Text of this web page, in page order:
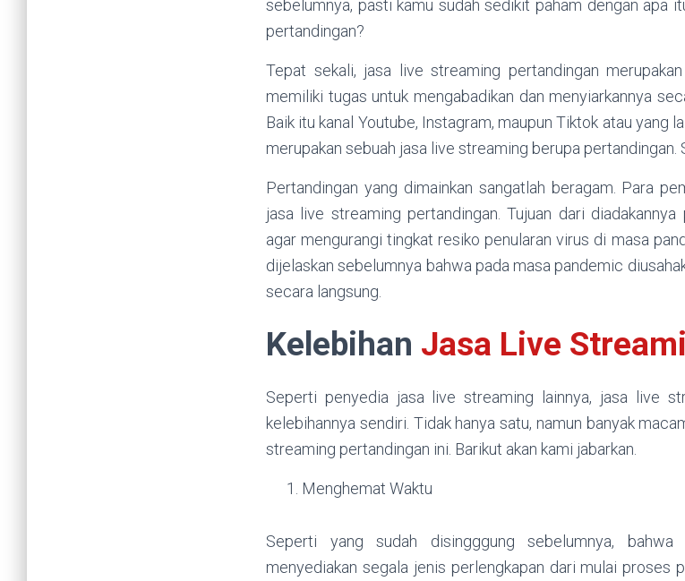
sebelumnya, pasti kamu sudah sedikit paham dengan apa
pertandingan?
Tepat sekali, jasa live streaming pertandingan
memiliki tugas untuk mengabadikan dan menyiarkannya
Baik itu kanal Youtube, Instagram, maupun Tiktok atau yang
merupakan sebuah jasa live streaming berupa pertandingan.
Pertandingan yang dimainkan sangatlah beragam. Para
jasa live streaming pertandingan. Tujuan dari
agar mengurangi tingkat resiko penularan virus di masa
dijelaskan sebelumnya bahwa pada masa pandemic
secara langsung.
Kelebihan Jasa Live
Seperti penyedia jasa live streaming lainnya, jasa live
kelebihannya sendiri. Tidak hanya satu, namun banyak
streaming pertandingan ini. Barikut akan kami jabarkan.
Menghemat Waktu
Seperti yang sudah disingggung sebelumnya,
menyediakan segala jenis perlengkapan dari mulai proses